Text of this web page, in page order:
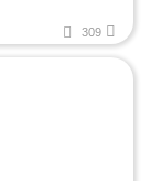
309